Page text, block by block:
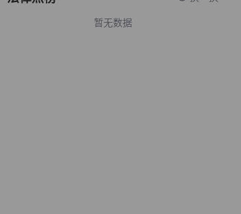
暂无数据